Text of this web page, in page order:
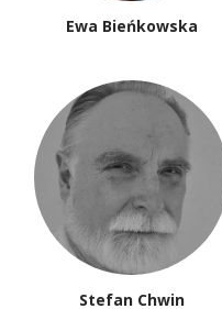
Ewa Bieńkowska
Stefan Chwin